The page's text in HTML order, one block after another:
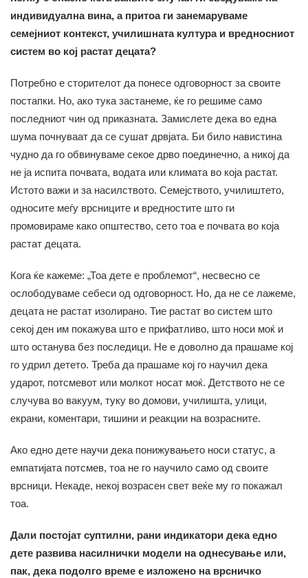
индивидуална вина, а притоа ги занемаруваме
семејниот контекст, училишната култура и вредносниот
систем во кој растат децата?
Потребно е сторителот да понесе одговорност за своите
постапки. Но, ако тука застанеме, ќе го решиме само
последниот чин од приказната. Замислете дека во една
шума почнуваат да се сушат дрвјата. Би било навистина
чудно да го обвинуваме секое дрво поединечно, а никој да
не ја испита почвата, водата или климата во која растат.
Истото важи и за насилството. Семејството, училиштето,
односите меѓу врсниците и вредностите што ги
промовираме како општество, сето тоа е почвата во која
растат децата.
Кога ќе кажеме: „Тоа дете е проблемот“, несвесно се
ослободуваме себеси од одговорност. Но, да не се лажеме,
децата не растат изолирано. Тие растат во систем што
секој ден им покажува што е прифатливо, што носи моќ и
што останува без последици. Не е доволно да прашаме кој
го удрил детето. Треба да прашаме кој го научил дека
ударот, потсмевот или молкот носат моќ. Детството не се
случува во вакуум, туку во домови, училишта, улици,
екрани, коментари, тишини и реакции на возрасните.
Ако едно дете научи дека понижувањето носи статус, а
емпатијата потсмев, тоа не го научило само од своите
врсници. Некаде, некој возрасен свет веќе му го покажал
тоа.
Дали постојат суптилни, рани индикатори дека едно
дете развива насилнички модели на однесување или,
пак, дека подолго време е изложено на врсничко